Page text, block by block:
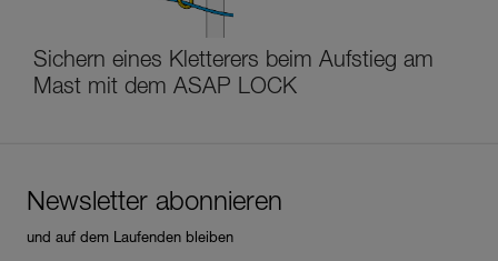
Sichern eines Kletterers beim Aufstieg am
Mast mit dem ASAP LOCK
Newsletter abonnieren
und auf dem Laufenden bleiben